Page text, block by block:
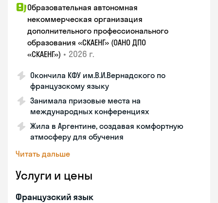
Образовательная автономная
некоммерческая организация
дополнительного профессионального
образования «СКАЕНГ» (ОАНО ДПО
«СКАЕНГ») • 2026 г.
Окончила КФУ им.В.И.Вернадского по
французскому языку
Занимала призовые места на
международных конференциях
Жила в Аргентине, создавая комфортную
атмосферу для обучения
Читать дальше
Услуги и цены
Французский язык